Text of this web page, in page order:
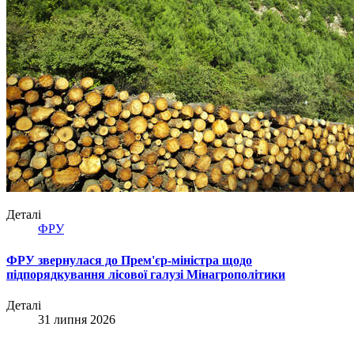
Деталі
ФРУ
ФРУ звернулася до Прем'єр-міністра щодо
підпорядкування лісової галузі Мінагрополітики
Деталі
31 липня 2026